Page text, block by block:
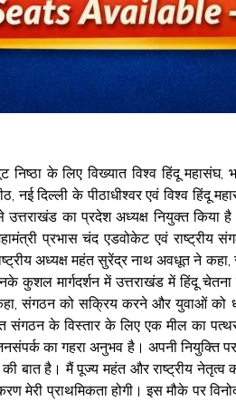
निष्ठा के लिए विख्यात विश्व हिंदू
नई दिल्ली के पीठाधीश्वर एवं विश्व हिंदू
उत्तराखंड का प्रदेश अध्यक्ष नियुक्त किया
प्रभास चंद एडवोकेट एवं राष्ट्रीय
अध्यक्ष महंत सुरेंद्र नाथ अवधूत ने
कुशल मार्गदर्शन में उत्तराखंड में हिंदू
संगठन को सक्रिय करने और युवाओं को
के विस्तार के लिए एक मील का पत्थर
का गहरा अनुभव है। अपनी नियुक्ति
बात है। मैं पूज्य महंत और राष्ट्रीय
मेरी प्राथमिकता होगी। इस मौके पर